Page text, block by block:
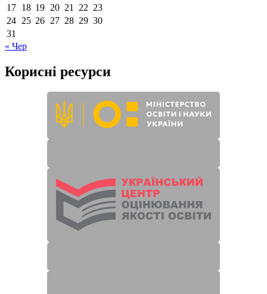
17 18 19 20 21 22 23
24 25 26 27 28 29 30
31
« Чер
Корисні ресурси